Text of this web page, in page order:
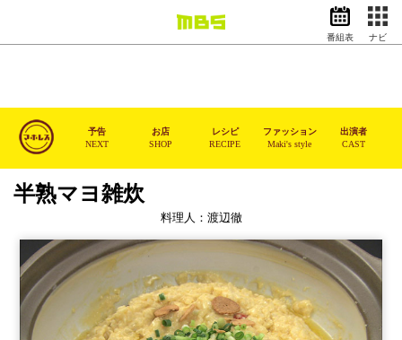
スポーツ
動画イズム
天気・防災 イベント
映画 アナウンサー
グッズ
番組表 ナビ
予告
NEXT
お店
SHOP
レシピ
RECIPE
ファッション
Maki's style
出演者
CAST
半熟マヨ雑炊
料理人：渡辺徹